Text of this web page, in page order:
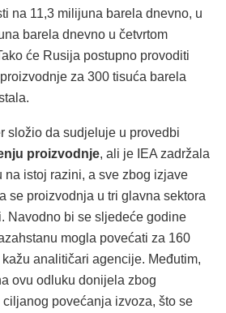
na 11,3 milijuna barela dnevno, u
barela dnevno u četvrtom
će Rusija postupno provoditi
za 300 tisuća barela
složio da sudjeluje u provedbi
proizvodnje, ali je IEA zadržala
na istoj razini, a sve zbog izjave
se proizvodnja u tri glavna sektora
Navodno bi se sljedeće godine
mogla povećati za 160
analitičari agencije. Međutim,
ovu odluku donijela zbog
povećanja izvoza, što se